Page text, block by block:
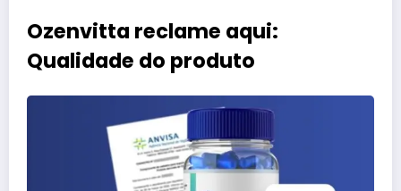
Ozenvitta reclame aqui:
Qualidade do produto